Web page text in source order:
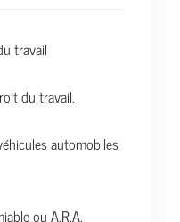
travail
du travail.
automobiles
ou A.R.A.